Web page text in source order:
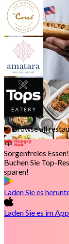
Amerikanisch
17 Outlets
Chinesisch
12 Outlets
Browse all
Sorgenfreies Essen!
Buchen Sie Top-
sparen!
Laden Sie es
Laden Sie es im